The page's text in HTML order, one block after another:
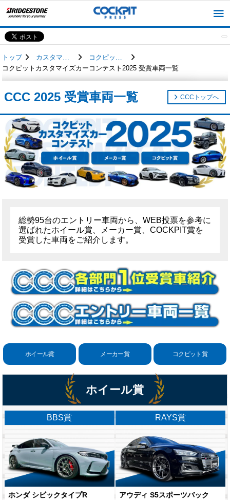
トップ カスタマイズカー
コクピットカスタマイズカーコンテスト2025
コクピットカスタマイズカーコンテスト2025 受賞車両一覧
CCC 2025 受賞車両一覧 CCCトップへ
総勢95台のエントリー車両から、WEB投票を参考に
選ばれたホイール賞、メーカー賞、COCKPIT賞を
受賞した車両をご紹介します。
ホイール賞 メーカー賞 コクピット賞
ホイール賞
BBS賞
ホンダ シビックタイプR
RAYS賞
アウディ S5スポーツバック